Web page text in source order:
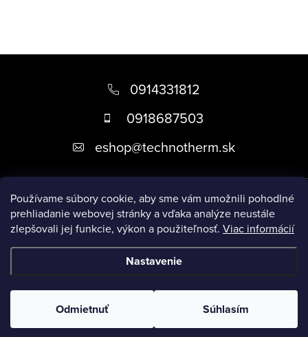
Používame súbory cookie, aby sme vám umožnili pohodlné
prehliadanie webovej stránky a vďaka analýze neustále
zlepšovali jej funkcie, výkon a použiteľnosť. Viac informácií
Nastavenie
Odmietnuť Súhlasím
i
0914331812
0918687503
eshop@technotherm.sk
Informácie
Prijímame online platby
Upraviť nastavenie cookies